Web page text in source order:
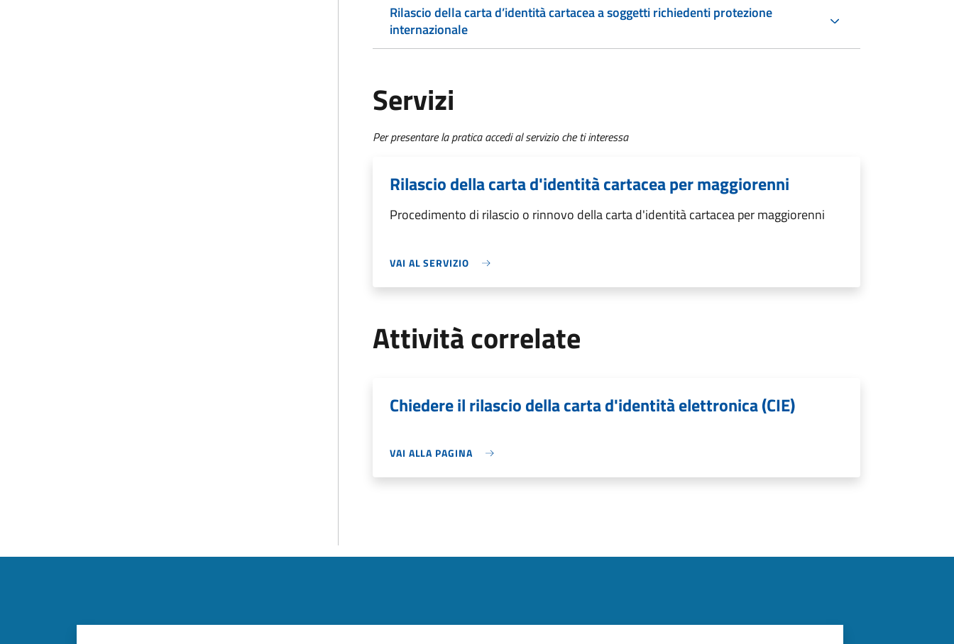
Rilascio della carta d’identità cartacea a soggetti richiedenti protezione
internazionale
Servizi
Per presentare la pratica accedi al servizio che ti interessa
Rilascio della carta d'identità cartacea per maggiorenni
Procedimento di rilascio o rinnovo della carta d'identità cartacea per maggiorenni
VAI AL SERVIZIO
Attività correlate
Chiedere il rilascio della carta d'identità elettronica (CIE)
VAI ALLA PAGINA